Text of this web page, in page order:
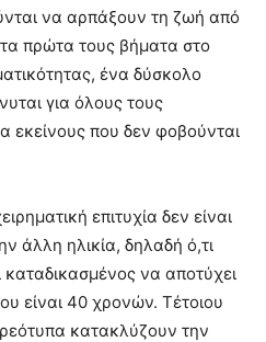
να αρπάξουν τη ζωή από
πρώτα τους βήματα στο
ένα δύσκολο
για όλους τους
εκείνους που δεν φοβούνται
επιτυχία δεν είναι
άλλη ηλικία, δηλαδή ό,τι
να αποτύχει
είναι 40 χρονών. Τέτοιου
κατακλύζουν την